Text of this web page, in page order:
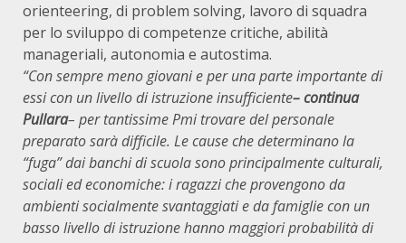
orienteering, di problem solving, lavoro di squadra
per lo sviluppo di competenze critiche, abilità
manageriali, autonomia e autostima.
“Con sempre meno giovani e per una parte importante di
essi con un livello di istruzione insufficiente– continua
Pullara– per tantissime Pmi trovare del personale
preparato sarà difficile. Le cause che determinano la
“fuga” dai banchi di scuola sono principalmente culturali,
sociali ed economiche: i ragazzi che provengono da
ambienti socialmente svantaggiati e da famiglie con un
basso livello di istruzione hanno maggiori probabilità di